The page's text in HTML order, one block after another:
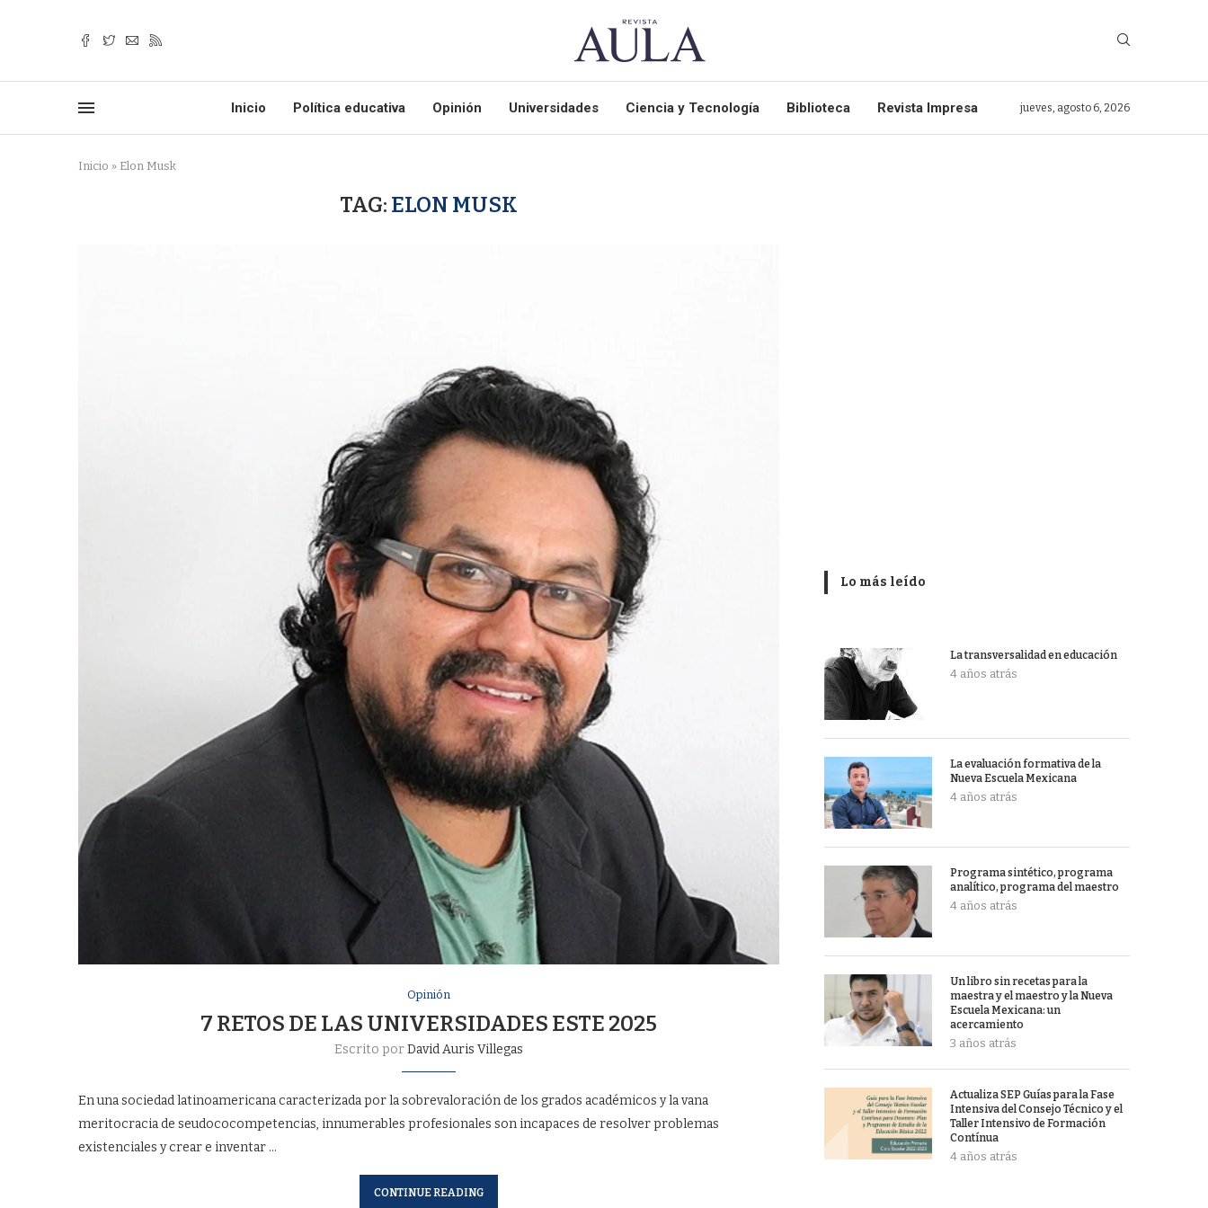
Inicio Política educativa Opinión Universidades Ciencia y Tecnología Biblioteca Revista Impresa jueves, agosto 6, 2026
Inicio » Elon Musk
TAG: ELON MUSK
Opinión
7 RETOS DE LAS UNIVERSIDADES ESTE 2025
Escrito porDavid Auris Villegas
En una sociedad latinoamericana caracterizada por la sobrevaloración de los grados académicos y la vana
meritocracia de seudococompetencias, innumerables profesionales son incapaces de resolver problemas
existenciales y crear e inventar …
CONTINUE READING
Lo más leído
La transversalidad en educación
4 años atrás
La evaluación formativa de la
Nueva Escuela Mexicana
4 años atrás
Programa sintético, programa
analítico, programa del maestro
4 años atrás
Un libro sin recetas para la
maestra y el maestro y la Nueva
Escuela Mexicana: un
acercamiento
3 años atrás
Actualiza SEP Guías para la Fase
Intensiva del Consejo Técnico y el
Taller Intensivo de Formación
Contínua
4 años atrás